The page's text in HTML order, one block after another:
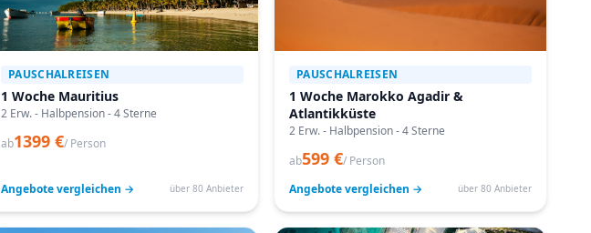
PAUSCHALREISEN
1 Woche Mauritius
2 Erw. - Halbpension - 4 Sterne
ab1399 €/ Person
Angebote vergleichen → über 80 Anbieter
PAUSCHALREISEN
1 Woche Marokko Agadir &
Atlantikküste
2 Erw. - Halbpension - 4 Sterne
ab599 €/ Person
Angebote vergleichen →
über 80 Anbieter